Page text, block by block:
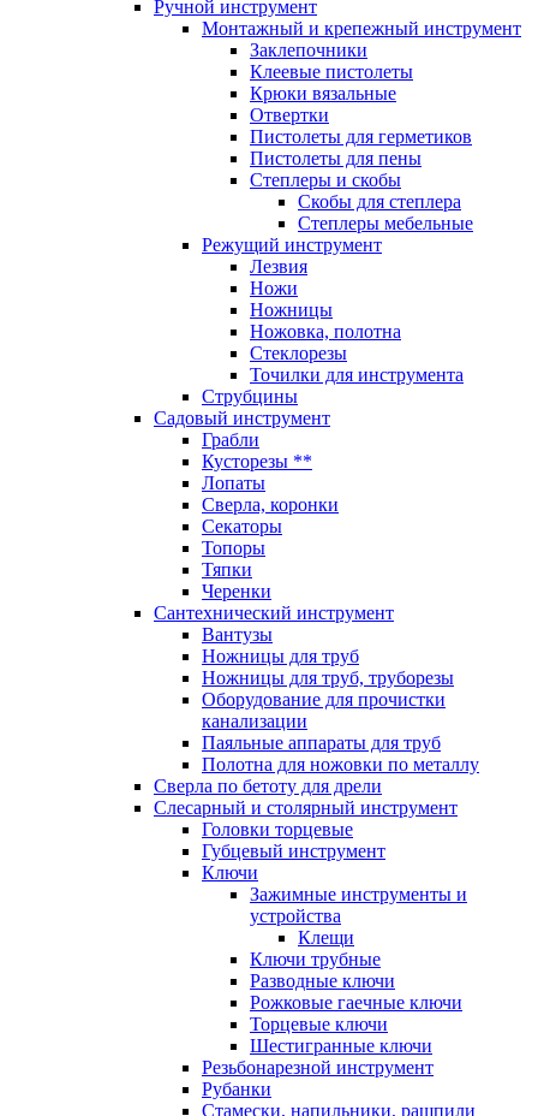
Ручной инструмент
Монтажный и крепежный инструмент
Заклепочники
Клеевые пистолеты
Крюки вязальные
Отвертки
Пистолеты для герметиков
Пистолеты для пены
Степлеры и скобы
Скобы для степлера
Степлеры мебельные
Режущий инструмент
Лезвия
Ножи
Ножницы
Ножовка, полотна
Стеклорезы
Точилки для инструмента
Струбцины
Садовый инструмент
Грабли
Кусторезы **
Лопаты
Сверла, коронки
Секаторы
Топоры
Тяпки
Черенки
Сантехнический инструмент
Вантузы
Ножницы для труб
Ножницы для труб, труборезы
Оборудование для прочистки
канализации
Паяльные аппараты для труб
Полотна для ножовки по металлу
Сверла по бетоту для дрели
Слесарный и столярный инструмент
Головки торцевые
Губцевый инструмент
Ключи
Зажимные инструменты и
устройства
Клещи
Ключи трубные
Разводные ключи
Рожковые гаечные ключи
Торцевые ключи
Шестигранные ключи
Резьбонарезной инструмент
Рубанки
Стамески, напильники, рашпили